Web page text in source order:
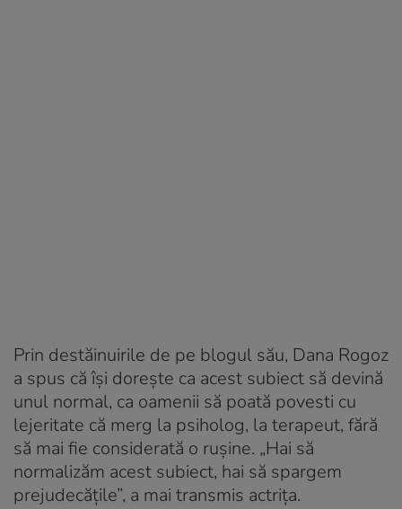
Prin destăinuirile de pe blogul său, Dana Rogoz
a spus că își dorește ca acest subiect să devină
unul normal, ca oamenii să poată povesti cu
lejeritate că merg la psiholog, la terapeut, fără
să mai fie considerată o rușine. „Hai să
normalizăm acest subiect, hai să spargem
prejudecățile”, a mai transmis actrița.